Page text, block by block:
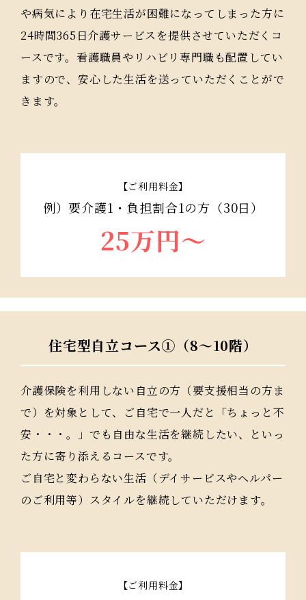
や病気により在宅生活が困難になってしまった方に
24時間365日介護サービスを提供させていただくコ
ースです。看護職員やリハビリ専門職も配置してい
ますので、安心した生活を送っていただくことがで
きます。
【ご利用料金】
例）要介護1・負担割合1の方（30日）
25万円〜
住宅型自立コース①（8～10階）
介護保険を利用しない自立の方（要支援相当の方ま
で）を対象として、ご自宅で一人だと「ちょっと不
安・・・。」でも自由な生活を継続したい、といっ
た方に寄り添えるコースです。
ご自宅と変わらない生活（デイサービスやヘルパー
のご利用等）スタイルを継続していただけます。
【ご利用料金】